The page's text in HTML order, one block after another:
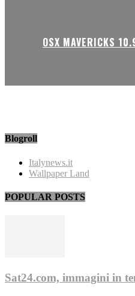
OSX MAVERICKS
Blogroll
Italynews.it
Wallpaper Land
POPULAR POSTS
Sat24.com, immagini in